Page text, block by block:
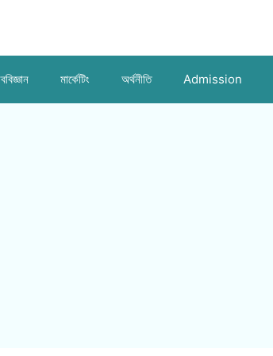
মার্কেটিং অর্থনীতি Admission